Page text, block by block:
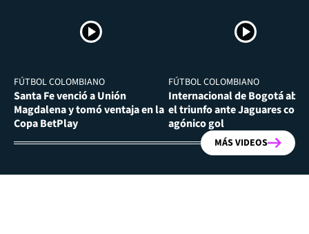
FÚTBOL COLOMBIANO
Santa Fe venció a Unión
Magdalena y tomó ventaja en la
Copa BetPlay
FÚTBOL COLOMBIANO
Internacional de Bogotá
el triunfo ante Jaguares con
agónico gol
MÁS VIDEOS